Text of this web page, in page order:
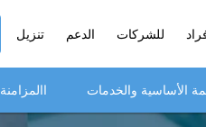
للشركات الدعم تنزيل
االمزامنة الأساسية والخدمات